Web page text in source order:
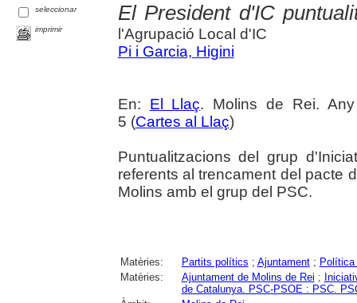
seleccionar
imprimir
El President d'IC
l'Agrupació Local d'IC
Pi i Garcia, Higini
En: El Llaç. Molins de Rei.
5 (Cartes al Llaç)
Puntualitzacions del grup
referents al trencament del pacte
Molins amb el grup del PSC.
Matèries: Partits polítics ; Ajuntament;
Matèries:
Ajuntament de Molins de Rei ;
de Catalunya. PSC-PSOE : PSC.